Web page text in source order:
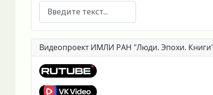
Поиск
Видеопроект ИМЛИ РАН "Люди. Эпохи.